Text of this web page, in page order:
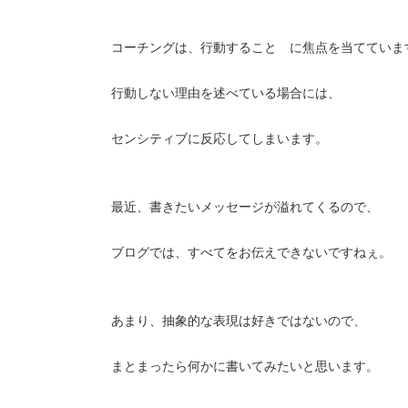
コーチングは、行動すること に焦点を当てていま
行動しない理由を述べている場合には、
センシティブに反応してしまいます。
最近、書きたいメッセージが溢れてくるので、
ブログでは、すべてをお伝えできないですねぇ。
あまり、抽象的な表現は好きではないので、
まとまったら何かに書いてみたいと思います。